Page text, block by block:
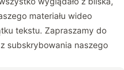
materiału wideo
tekstu. Zapraszamy do
subskrybowania naszego